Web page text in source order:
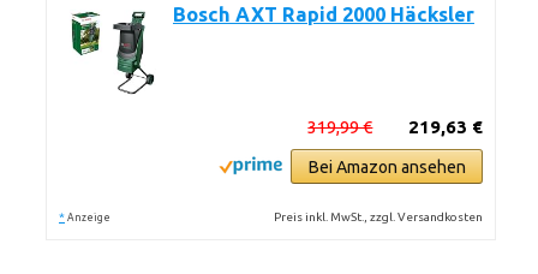
Bosch AXT Rapid 2000 Häcksler
219,63 €
319,99 €
Bei Amazon ansehen
* Anzeige Preis inkl. MwSt., zzgl. Versandkosten